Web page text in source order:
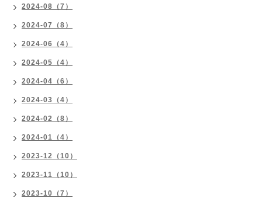
2024-08（7）
2024-07（8）
2024-06（4）
2024-05（4）
2024-04（6）
2024-03（4）
2024-02（8）
2024-01（4）
2023-12（10）
2023-11（10）
2023-10（7）